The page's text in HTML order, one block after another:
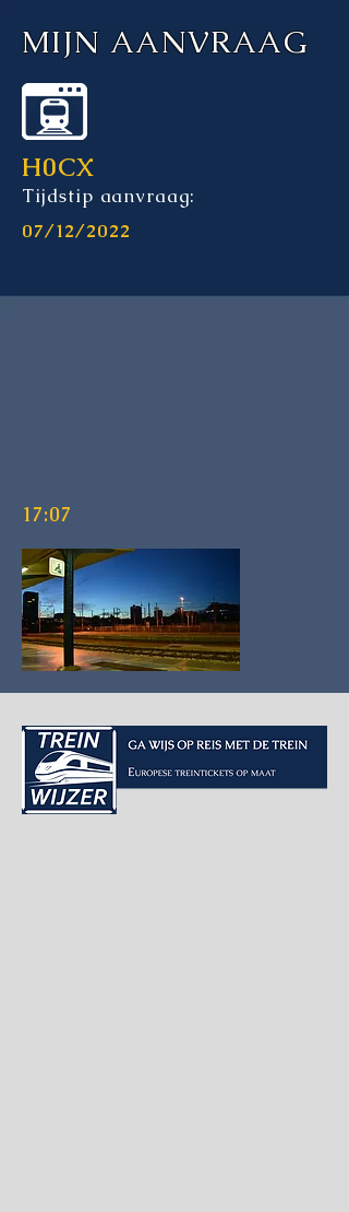
MIJN AANVRAAG
H0CX
Tijdstip aanvraag:
07/12/2022
17:07